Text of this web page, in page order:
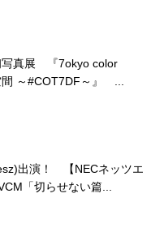
写真展 『7okyo color
～#COT7DF～』 ...
出演！ 【NECネッツエ
「切らせない篇...